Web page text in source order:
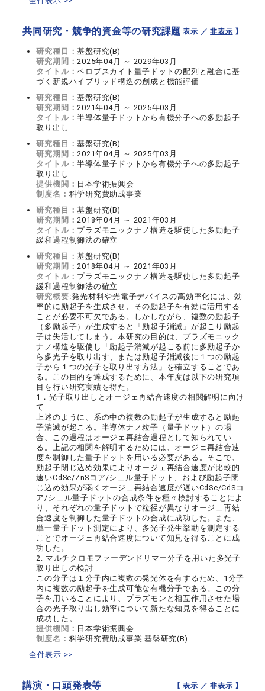
共同研究・競争的資金等の研究課題【 表示 ／非表示 】
研究種目：基盤研究(B)
研究期間： 2025年04月 ～ 2029年03月
タイトル：ペロブスカイト量子ドットの配列と融合に基
づく新規ハイブリッド構造の創成と機能評価
研究種目：基盤研究(B)
研究期間： 2021年04月 ～ 2025年03月
タイトル：半導体量子ドットから有機分子への多励起子
取り出し
研究種目：基盤研究(B)
研究期間： 2021年04月 ～ 2025年03月
タイトル：半導体量子ドットから有機分子への多励起子
取り出し
提供機関： 日本学術振興会
制度名： 科学研究費助成事業
研究種目：基盤研究(B)
研究期間： 2018年04月 ～ 2021年03月
タイトル： プラズモニックナノ構造を駆使した多励起子
緩和過程制御法の確立
研究種目：基盤研究(B)
研究期間： 2018年04月 ～ 2021年03月
タイトル： プラズモニックナノ構造を駆使した多励起子
緩和過程制御法の確立
研究概要:発光材料や光電子デバイスの高効率化には、効
率的に励起子を生成させ、その励起子を有効に活用する
ことが必要不可欠である。しかしながら、複数の励起子
（多励起子）が生成すると「励起子消滅」が起こり励起
子は失活してしまう。本研究の目的は、プラズモニック
ナノ構造を駆使し「励起子消滅が起こる前に多励起子か
ら多光子を取り出す、または励起子消滅後に１つの励起
子から１つの光子を取り出す方法」を確立することであ
る。この目的を達成するために、本年度は以下の研究項
目を行い研究実績を得た。
1．光子取り出しとオージェ再結合速度の相関解明に向け
て
上述のように、系の中の複数の励起子が生成すると励起
子消滅が起こる。半導体ナノ粒子（量子ドット）の場
合、この過程はオージェ再結合過程として知られてい
る。上記の相関を解明するためには、オージェ再結合速
度を制御した量子ドットを用いる必要がある。そこで、
励起子閉じ込め効果によりオージェ再結合速度が比較的
速いCdSe/ZnSコア/シェル量子ドット、および励起子閉
じ込め効果が弱くオージェ再結合速度が遅いCdSe/CdSコ
ア/シェル量子ドットの合成条件を種々検討することによ
り、それぞれの量子ドットで粒径が異なりオージェ再結
合速度を制御した量子ドットの合成に成功した。また、
単一量子ドット測定により、多光子発生挙動を測定する
ことでオージェ再結合速度について知見を得ることに成
功した。
2. マルチクロモファーデンドリマー分子を用いた多光子
取り出しの検討
この分子は１分子内に複数の発光体を有するため、1分子
内に複数の励起子を生成可能な有機分子である。この分
子を用いることにより、プラズモンと相互作用させた場
合の光子取り出し効率について新たな知見を得ることに
成功した。
提供機関： 日本学術振興会
制度名： 科学研究費助成事業 基盤研究(B)
全件表示 >>
講演・口頭発表等 【 表示 ／非表示 】